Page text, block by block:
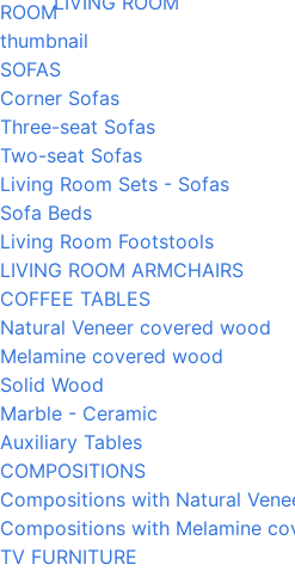
SOFAS
Corner Sofas
Three-seat Sofas
Two-seat Sofas
Living Room Sets - Sofas
Sofa Beds
Living Room Footstools
LIVING ROOM ARMCHAIRS
COFFEE TABLES
Natural Veneer covered wood
Melamine covered wood
Solid Wood
Marble - Ceramic
Auxiliary Tables
COMPOSITIONS
Compositions with Natural
Compositions with Melamine
TV FURNITURE